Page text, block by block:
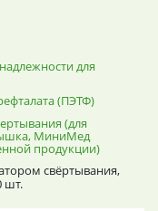
для
(ПЭТФ)
(для
МиниМед
продукции)
свёртывания,
шт.